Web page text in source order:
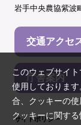
岩手中央農協紫波
交通アクセ
庁舎案内
サイトポリシー
このウェブサイ
使用しておりま
合、クッキーの使
クッキーに関す